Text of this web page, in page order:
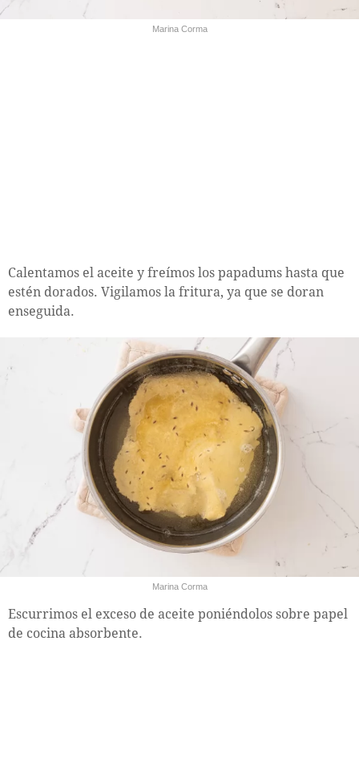
Marina Corma
Calentamos el aceite y freímos los papadums hasta que
estén dorados. Vigilamos la fritura, ya que se doran
enseguida.
Marina Corma
Escurrimos el exceso de aceite poniéndolos sobre papel
de cocina absorbente.